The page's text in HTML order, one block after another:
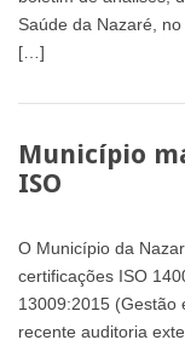
Saúde da Nazaré,
[…]
Município
ISO
O Município da
certificações ISO
13009:2015 (Gestão
recente auditoria